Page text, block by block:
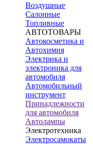
Воздушные
Салонные
Топливные
АВТОТОВАРЫ
Автокосметика и
Автохимия
Электрика и
электроника для
автомобиля
Автомобильный
инструмент
Принадлежности
для автомобиля
Автолампы
Электротехника
Электросамокаты